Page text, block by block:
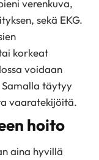
verenkuva,
sekä EKG.
korkeat
voidaan
täytyy
vaaratekijöitä.
hoito
aina hyvillä